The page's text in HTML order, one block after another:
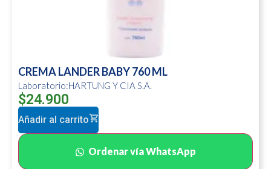
CREMA LANDER BABY 760 ML
Laboratorio:HARTUNG Y CIA S.A.
$24.900
Añadir al carrito
Ordenar vía WhatsApp